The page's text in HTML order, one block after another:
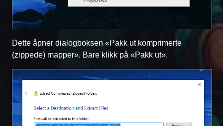
Dette åpner dialogboksen «Pakk ut komprimerte
(zippede) mapper». Bare klikk på «Pakk ut».